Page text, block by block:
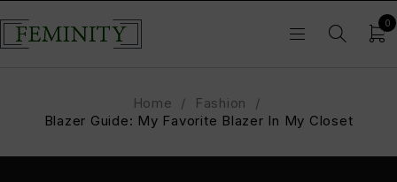
0
Home / Fashion
/
Blazer Guide: My Favorite Blazer In My Closet